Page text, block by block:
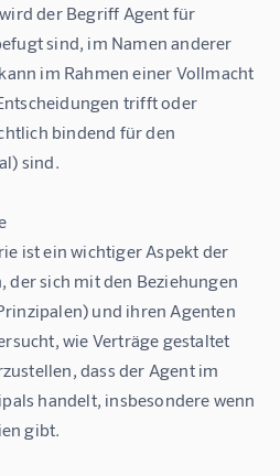
der Begriff Agent für
sind, im Namen anderer
im Rahmen einer Vollmacht
trifft oder
bindend für den
sind.
ist ein wichtiger Aspekt der
der sich mit den Beziehungen
und ihren Agenten
wie Verträge gestaltet
dass der Agent im
handelt, insbesondere wenn
gibt.